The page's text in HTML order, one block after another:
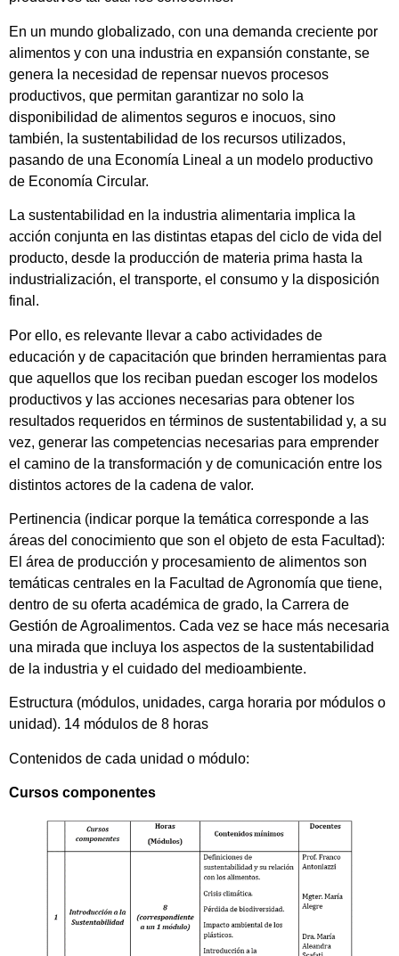
En un mundo globalizado, con una demanda creciente por
alimentos y con una industria en expansión constante, se
genera la necesidad de repensar nuevos procesos
productivos, que permitan garantizar no solo la
disponibilidad de alimentos seguros e inocuos, sino
también, la sustentabilidad de los recursos utilizados,
pasando de una Economía Lineal a un modelo productivo
de Economía Circular.
La sustentabilidad en la industria alimentaria implica la
acción conjunta en las distintas etapas del ciclo de vida del
producto, desde la producción de materia prima hasta la
industrialización, el transporte, el consumo y la disposición
final.
Por ello, es relevante llevar a cabo actividades de
educación y de capacitación que brinden herramientas para
que aquellos que los reciban puedan escoger los modelos
productivos y las acciones necesarias para obtener los
resultados requeridos en términos de sustentabilidad y, a su
vez, generar las competencias necesarias para emprender
el camino de la transformación y de comunicación entre los
distintos actores de la cadena de valor.
Pertinencia (indicar porque la temática corresponde a las
áreas del conocimiento que son el objeto de esta Facultad):
El área de producción y procesamiento de alimentos son
temáticas centrales en la Facultad de Agronomía que tiene,
dentro de su oferta académica de grado, la Carrera de
Gestión de Agroalimentos. Cada vez se hace más necesaria
una mirada que incluya los aspectos de la sustentabilidad
de la industria y el cuidado del medioambiente.
Estructura (módulos, unidades, carga horaria por módulos o
unidad). 14 módulos de 8 horas
Contenidos de cada unidad o módulo:
Cursos componentes